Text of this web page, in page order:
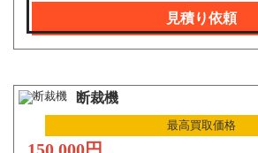
見積り依頼
断裁機
最高買取価格